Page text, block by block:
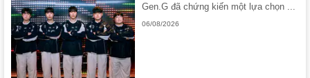
Gen.G đã chứng kiến một lựa chọn ...
06/08/2026